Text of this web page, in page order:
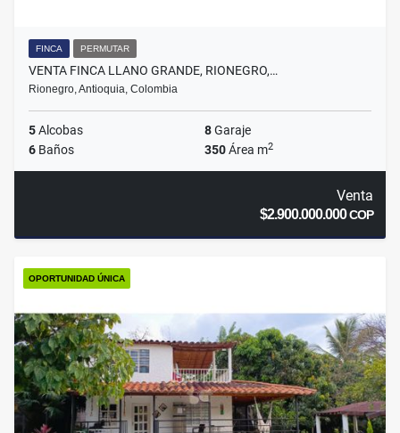
FINCA PERMUTAR
VENTA FINCA LLANO GRANDE, RIONEGRO,…
Rionegro, Antioquia, Colombia
5Alcobas 8Garaje
6 Baños 350Área m2
Venta
$2.900.000.000COP
OPORTUNIDAD ÚNICA